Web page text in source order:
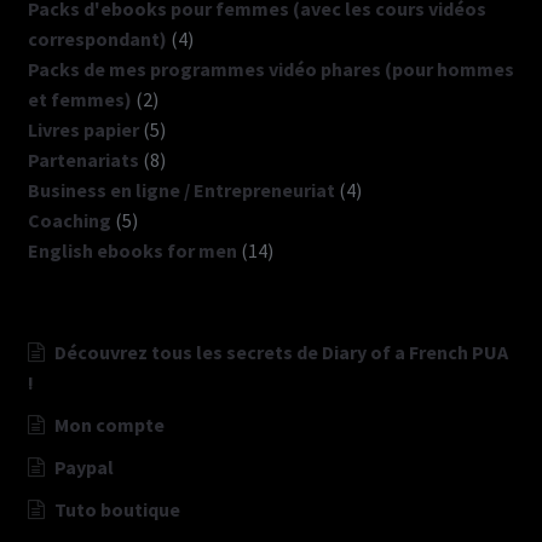
produits
Packs d'ebooks pour femmes (avec les cours vidéos
correspondant) 44
produits
Packs de mes programmes vidéo phares (pour hommes
et femmes) 22
produits
Livres papier 55
produits
Partenariats 88
produits
Business en ligne / Entrepreneuriat 44
Coaching 55
produits
English ebooks for men 1414
Découvrez tous les secrets de Diary of a French PUA
!
Mon compte
Paypal
Tuto boutique